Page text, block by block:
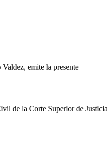
emite la presente
de la Corte Superior de Justicia